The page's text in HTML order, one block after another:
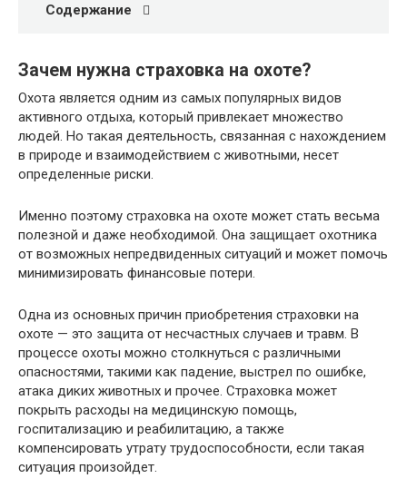
Содержание
Зачем нужна страховка на охоте?
Охота является одним из самых популярных видов
активного отдыха, который привлекает множество
людей. Но такая деятельность, связанная с нахождением
в природе и взаимодействием с животными, несет
определенные риски.
Именно поэтому страховка на охоте может стать весьма
полезной и даже необходимой. Она защищает охотника
от возможных непредвиденных ситуаций и может помочь
минимизировать финансовые потери.
Одна из основных причин приобретения страховки на
охоте — это защита от несчастных случаев и травм. В
процессе охоты можно столкнуться с различными
опасностями, такими как падение, выстрел по ошибке,
атака диких животных и прочее. Страховка может
покрыть расходы на медицинскую помощь,
госпитализацию и реабилитацию, а также
компенсировать утрату трудоспособности, если такая
ситуация произойдет.